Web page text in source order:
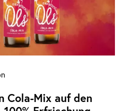
Cola-Mix auf den